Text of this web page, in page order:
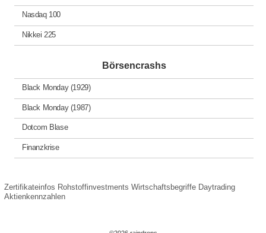
Nasdaq 100
Nikkei 225
Börsencrashs
Black Monday (1929)
Black Monday (1987)
Dotcom Blase
Finanzkrise
Zertifikateinfos Rohstoffinvestments Wirtschaftsbegriffe Daytrading
Aktienkennzahlen